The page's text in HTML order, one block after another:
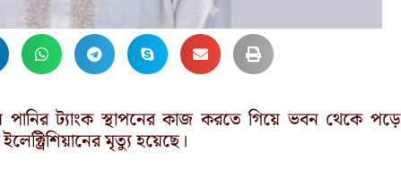
পানির ট্যাংক স্থাপনের কাজ করতে গিয়ে ভবন থেকে পড়ে
মৃত্যু হয়েছে।